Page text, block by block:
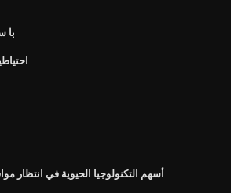
با
أسهم التكنولوجيا الحيوية في انتظار